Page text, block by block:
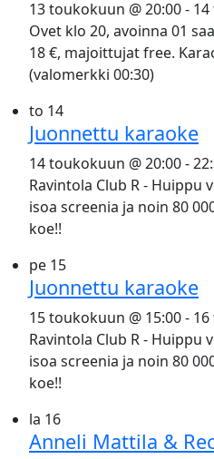
13 toukokuun @ 20:00-
Ovet klo 20, avoinna 01
18 €, majoittujat free.
(valomerkki 00:30)
to 14
Juonnettu karaoke
14 toukokuun @ 20:00-
Ravintola Club R - Huippu
isoa screenia ja noin 80
koe!!
pe 15
Juonnettu karaoke
15 toukokuun @ 15:00-
Ravintola Club R - Huippu
isoa screenia ja noin 80
koe!!
la 16
Anneli Mattila &